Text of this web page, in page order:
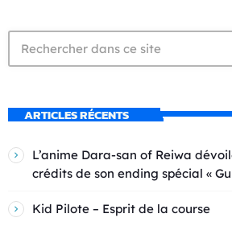
ARTICLES RÉCENTS
L’anime Dara-san of Reiwa
crédits de son ending spécial «
Kid Pilote – Esprit de la course